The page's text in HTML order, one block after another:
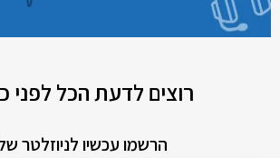
רוצים לדעת הכל לפני
הרשמו עכשיו לניוזלטר